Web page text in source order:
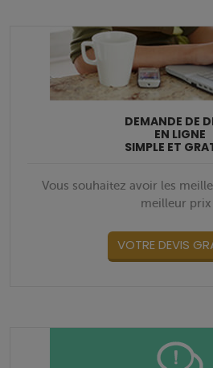
DEMANDE DE
EN LIGNE
SIMPLE ET
Vous souhaitez avoir les
meilleur prix
VOTRE DEVIS